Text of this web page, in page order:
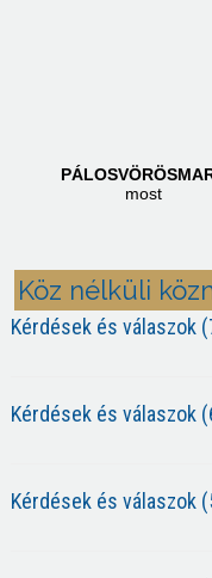
Köz nélküli
Kérdések és válaszok
Kérdések és válaszok
Kérdések és válaszok